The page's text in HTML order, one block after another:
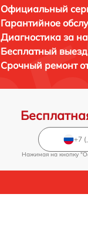
Официальный
Гарантийное
Диагностика за
Бесплатный
Срочный ремонт
Нажимая на кнопку